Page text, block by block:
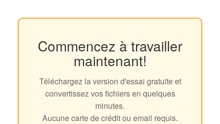
Commencez à travailler
maintenant!
Téléchargez la version d'essai gratuite et
convertissez vos fichiers en quelques
minutes.
Aucune carte de crédit ou email requis.